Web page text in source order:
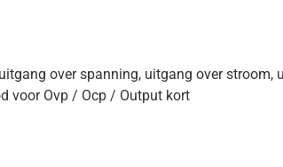
over spanning, uitgang over stroom,
voor Ovp / Ocp / Output kort